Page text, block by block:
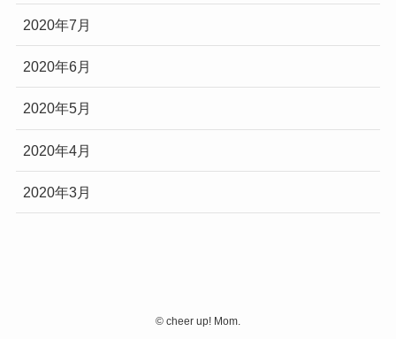
2020年7月
2020年6月
2020年5月
2020年4月
2020年3月
© cheer up! Mom.